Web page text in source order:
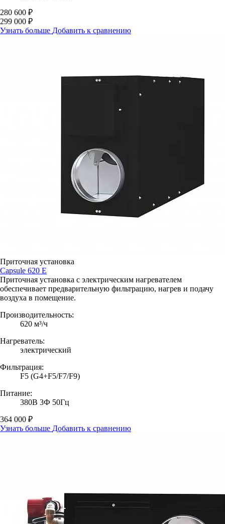
280 600 ₽
299 000 ₽
Узнать больше Добавить к сравнению
Приточная установка
Capsule 620 E
Приточная установка с электрическим нагревателем
обеспечивает предварительную фильтрацию, нагрев и подачу
воздуха в помещение.
Производительность:
620 м³/ч
Нагреватель:
электрический
Фильтрация:
F5 (G4+F5/F7/F9)
Питание:
380В 3Ф 50Гц
364 000 ₽
Узнать больше Добавить к сравнению